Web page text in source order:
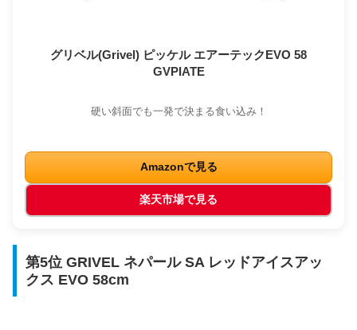
グリベル(Grivel) ピッケル エアーテックEVO 58
GVPIATE
硬い斜面でも一発で決まる食い込み！
Amazonで見る
楽天市場で見る
第5位 GRIVEL ネパール SA レッドアイスアッ
クス EVO 58cm